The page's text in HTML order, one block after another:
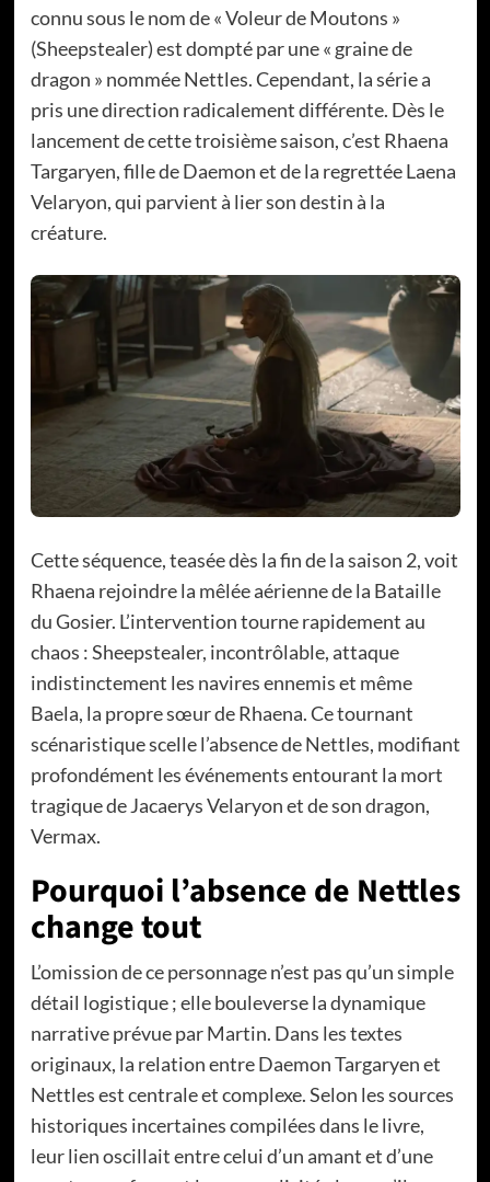
connu sous le nom de « Voleur de Moutons »
(Sheepstealer) est dompté par une « graine de
dragon » nommée Nettles. Cependant, la série a
pris une direction radicalement différente. Dès le
lancement de cette troisième saison, c’est Rhaena
Targaryen, fille de Daemon et de la regrettée Laena
Velaryon, qui parvient à lier son destin à la
créature.
Cette séquence, teasée dès la fin de la saison 2, voit
Rhaena rejoindre la mêlée aérienne de la Bataille
du Gosier. L’intervention tourne rapidement au
chaos : Sheepstealer, incontrôlable, attaque
indistinctement les navires ennemis et même
Baela, la propre sœur de Rhaena. Ce tournant
scénaristique scelle l’absence de Nettles, modifiant
profondément les événements entourant la mort
tragique de Jacaerys Velaryon et de son dragon,
Vermax.
Pourquoi l’absence de Nettles
change tout
L’omission de ce personnage n’est pas qu’un simple
détail logistique ; elle bouleverse la dynamique
narrative prévue par Martin. Dans les textes
originaux, la relation entre Daemon Targaryen et
Nettles est centrale et complexe. Selon les sources
historiques incertaines compilées dans le livre,
leur lien oscillait entre celui d’un amant et d’une